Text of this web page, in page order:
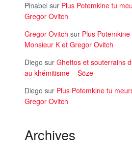
Pinabel sur Plus Potemkine tu
Gregor Ovitch
Gregor Ovitch sur Plus
Monsieur K et Gregor Ovitch
Diego sur Ghettos et souterrains
au khémitisme – Söze
Diego sur Plus Potemkine tu
Gregor Ovitch
Archives